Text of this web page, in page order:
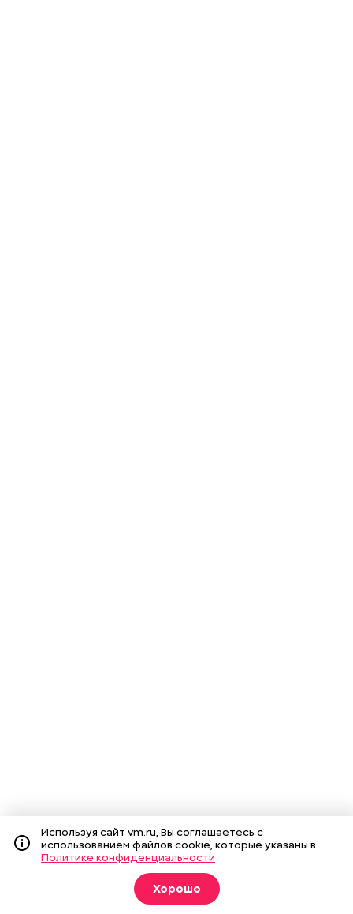
Используя сайт vm.ru, Вы соглашаетесь с
использованием файлов cookie, которые указаны в
Политике конфиденциальности
Хорошо